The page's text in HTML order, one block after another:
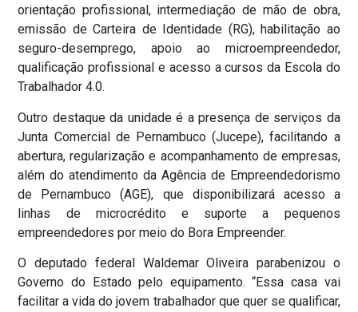
orientação profissional, intermediação de mão de obra,
emissão de Carteira de Identidade (RG), habilitação ao
seguro-desemprego, apoio ao microempreendedor,
qualificação profissional e acesso a cursos da Escola do
Trabalhador 4.0.
Outro destaque da unidade é a presença de serviços da
Junta Comercial de Pernambuco (Jucepe), facilitando a
abertura, regularização e acompanhamento de empresas,
além do atendimento da Agência de Empreendedorismo
de Pernambuco (AGE), que disponibilizará acesso a
linhas de microcrédito e suporte a pequenos
empreendedores por meio do Bora Empreender.
O deputado federal Waldemar Oliveira parabenizou o
Governo do Estado pelo equipamento. “Essa casa vai
facilitar a vida do jovem trabalhador que quer se qualificar,